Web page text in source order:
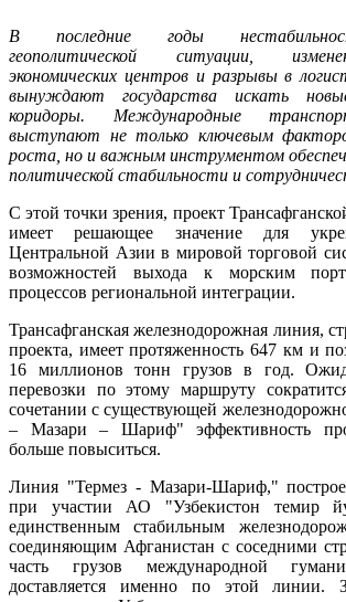
В последние годы
геополитической ситуации,
экономических центров и разрывы в
вынуждают государства искать
коридоры. Международные
выступают не только ключевым
роста, но и важным инструментом
политической стабильности и
С этой точки зрения, проект
имеет решающее значение для
Центральной Азии в мировой торговой
возможностей выхода к морским
процессов региональной интеграции.
Трансафганская железнодорожная линия,
проекта, имеет протяженность 647 км и
16 миллионов тонн грузов в год.
перевозки по этому маршруту
сочетании с существующей
– Мазари – Шариф" эффективность
больше повыситься.
Линия "Термез - Мазари-Шариф,"
при участии АО "Узбекистон темир
единственным стабильным
соединяющим Афганистан с соседними
часть грузов международной
доставляется именно по этой линии.